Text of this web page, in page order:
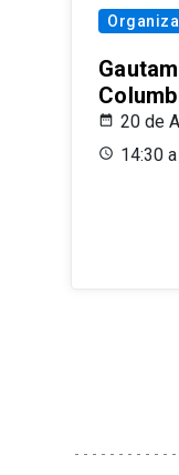
20 de
14:30